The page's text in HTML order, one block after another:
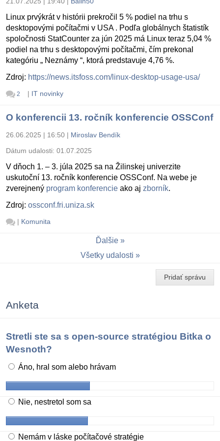
Linux prvýkrát v histórii prekročil 5 % podiel na trhu s
desktopovými počítačmi v USA . Podľa globálnych štatistík
spoločnosti StatCounter za jún 2025 má Linux teraz 5,04 %
podiel na trhu s desktopovými počítačmi, čím prekonal
kategóriu „ Neznámy “, ktorá predstavuje 4,76 %.
Zdroj: https://news.itsfoss.com/linux-desktop-usage-usa/
2 | IT novinky
O konferencii 13. ročník konferencie OSSConf
26.06.2025 | 16:50 | Miroslav Bendík
Dátum udalosti: 01.07.2025
V dňoch 1. – 3. júla 2025 sa na Žilinskej univerzite
uskutoční 13. ročník konferencie OSSConf. Na webe je
zverejnený program konferencie ako aj zborník.
Zdroj: ossconf.fri.uniza.sk
| Komunita
Ďalšie
Všetky udalosti
Pridať správu
Anketa
Stretli ste sa s open-source stratégiou Bitka o
Wesnoth?
Áno, hral som alebo hrávam
Nie, nestretol som sa
Nemám v láske počítačové stratégie